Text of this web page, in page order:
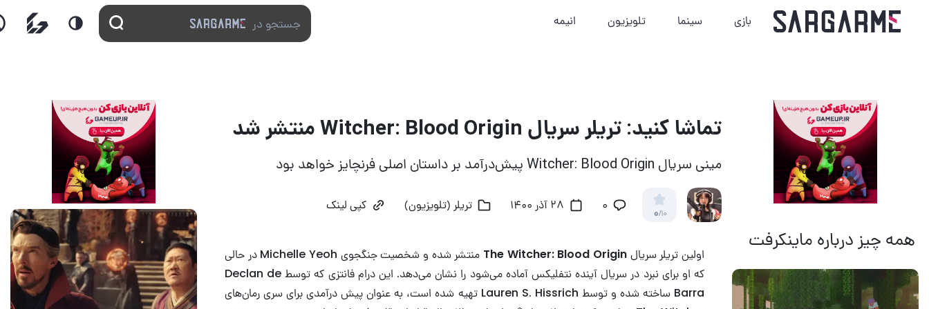
بازی سینما تلویزیون انیمه
همه چیز درباره ماینکرفت
تماشا کنید: تریلر سریال Witcher: Blood Origin منتشر شد
مینی سریال Witcher: Blood Origin پیش‌درآمد بر داستان اصلی فرنچایز خواهد بود
0/10 ۰ 28 آذر 1400 تریلر (تلویزیون) کپی لینک
اولین تریلر سریال The Witcher: Blood Origin
منتشر شده و شخصیت جنگجوی Michelle Yeoh در حالی
که او برای نبرد در سریال آینده نتفلیکس آماده می‌شود را نشان می‌دهد. این درام فانتزی که توسط Declan de
Barra ساخته شده و توسط Lauren S. Hissrich تهیه شده است، به عنوان پیش درآمدی برای سری رمان‌های
14 مرداد 1405